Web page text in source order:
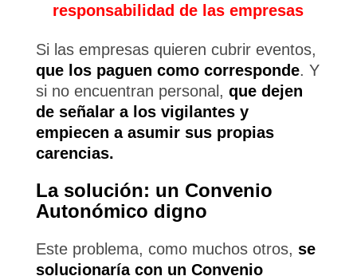
responsabilidad de las empresas
Si las empresas quieren cubrir eventos,
que los paguen como corresponde. Y
si no encuentran personal, que dejen
de señalar a los vigilantes y
empiecen a asumir sus propias
carencias.
La solución: un Convenio
Autonómico digno
Este problema, como muchos otros, se
solucionaría con un Convenio